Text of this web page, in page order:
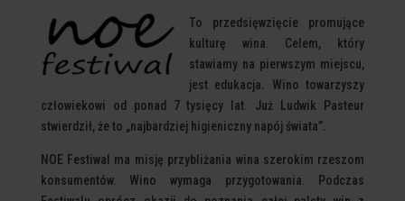
To przedsięwzięcie promujące
kulturę wina. Celem, który
stawiamy na pierwszym miejscu,
jest edukacja. Wino towarzyszy
człowiekowi od ponad 7 tysięcy lat. Już Ludwik Pasteur
stwierdził, że to „najbardziej higieniczny napój świata”.
NOE Festiwal ma misję przybliżania wina szerokim rzeszom
konsumentów. Wino wymaga przygotowania. Podczas